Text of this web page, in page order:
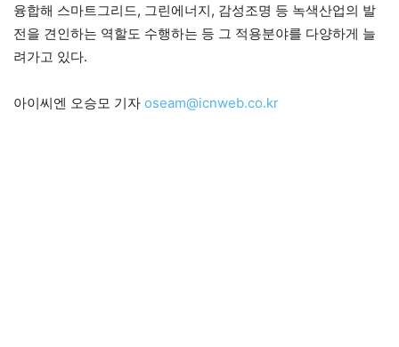
융합해 스마트그리드, 그린에너지, 감성조명 등 녹색산업의 발
전을 견인하는 역할도 수행하는 등 그 적용분야를 다양하게 늘
려가고 있다.
아이씨엔 오승모 기자 oseam@icnweb.co.kr